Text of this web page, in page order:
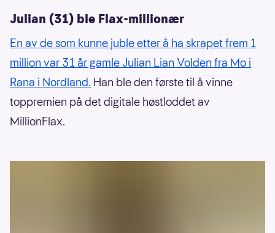
Julian (31) ble Flax-millionær
En av de som kunne juble etter å ha skrapet frem 1
million var 31 år gamle Julian Lian Volden fra Mo i
Rana i Nordland. Han ble den første til å vinne
toppremien på det digitale høstloddet av
MillionFlax.